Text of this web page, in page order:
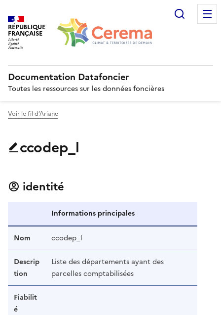
RÉPUBLIQUE
FRANÇAISE
Documentation Datafoncier
Toutes les ressources sur les données foncières
Voir le fil d’Ariane
ccodep_l
identité
Informations principales
Nom ccodep_l
Descrip
tion
Liste des départements ayant des
parcelles comptabilisées
Fiabilit
é